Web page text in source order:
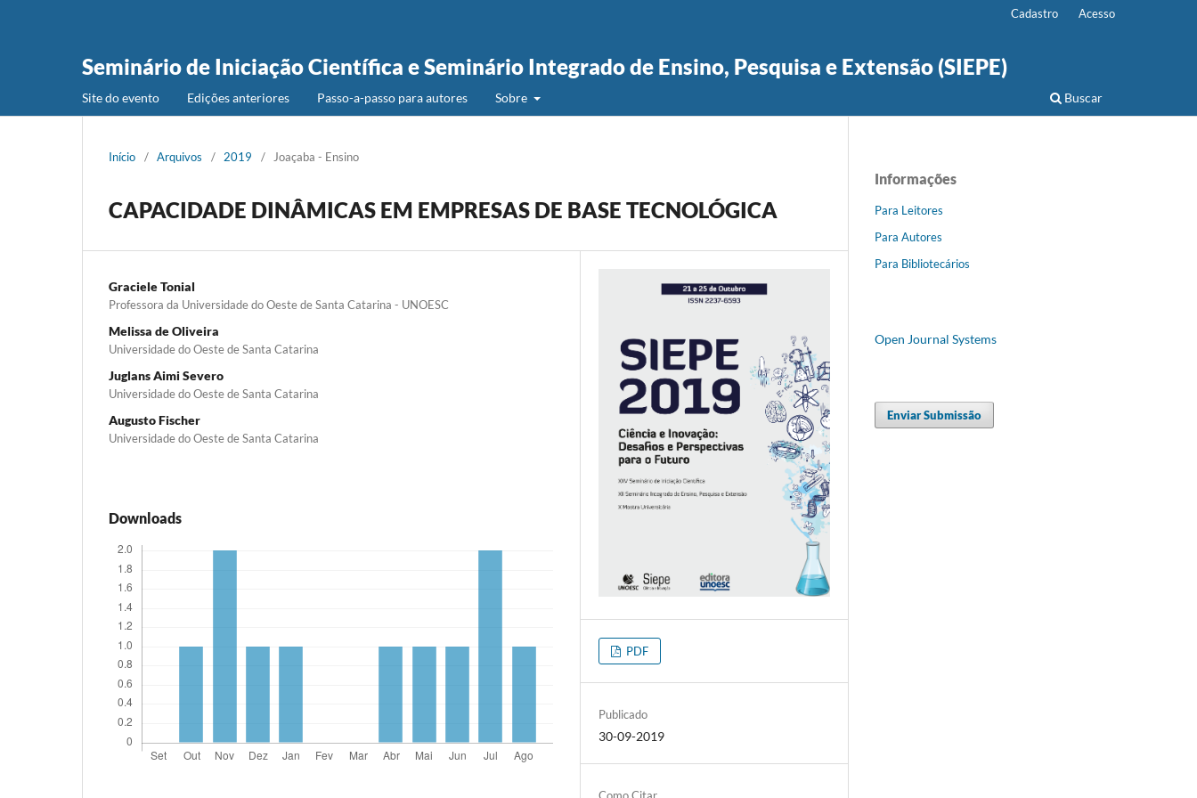
Seminário de Iniciação Científica e Seminário Integrado de Ensino, Pesquisa e Extensão (SIEPE)
Site do evento Edições anteriores Passo-a-passo para autores Sobre Buscar
Cadastro Acesso
Início / Arquivos / 2019 / Joaçaba - Ensino
CAPACIDADE DINÂMICAS EM EMPRESAS DE BASE TECNOLÓGICA
Graciele Tonial
Professora da Universidade do Oeste de Santa Catarina - UNOESC
Melissa de Oliveira
Universidade do Oeste de Santa Catarina
Juglans Aimi Severo
Universidade do Oeste de Santa Catarina
Augusto Fischer
Universidade do Oeste de Santa Catarina
Downloads
PDF
Publicado
30-09-2019
Como Citar
Informações
Para Leitores
Para Autores
Para Bibliotecários
Open Journal Systems
Enviar Submissão